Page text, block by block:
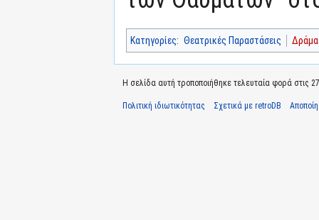
Κατηγορίες: Θεατρικές Παραστάσεις Δράμα
Η σελίδα αυτή τροποποιήθηκε τελευταία φορά στις
Πολιτική ιδιωτικότητας Σχετικά με retroDB